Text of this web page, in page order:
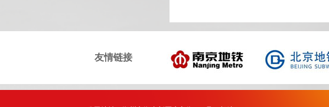
友情链接